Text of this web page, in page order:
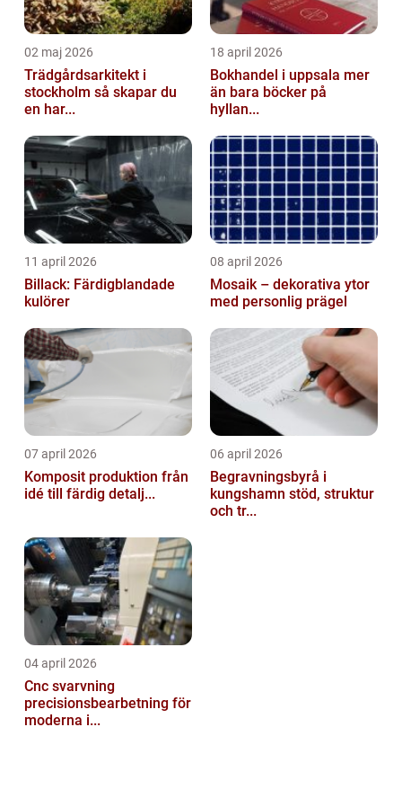
02 maj 2026
Trädgårdsarkitekt i
stockholm så skapar du
en har...
18 april 2026
Bokhandel i uppsala mer
än bara böcker på
hyllan...
11 april 2026
Billack: Färdigblandade
kulörer
08 april 2026
Mosaik – dekorativa ytor
med personlig prägel
07 april 2026
Komposit produktion från
idé till färdig detalj...
06 april 2026
Begravningsbyrå i
kungshamn stöd, struktur
och tr...
04 april 2026
Cnc svarvning
precisionsbearbetning för
moderna i...